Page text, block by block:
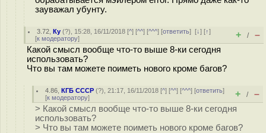
зауважал убунту.
3.72 ,Ку (?), 15:28, 16/11/2018 [^] [^^] [^^^] [ответить][↓] [↑]
[к модератору] + / –
Какой смысл вообще что-то выше 8-ки сегодня
использовать?
Что вы там можете поиметь нового кроме багов?
4.86 ,КГБ СССР (?), 21:17, 16/11/2018 [^] [^^] [^^^] [ответить]
[к модератору] + / –
> Какой смысл вообще что-то выше 8-ки сегодня
использовать?
> Что вы там можете поиметь нового кроме багов?